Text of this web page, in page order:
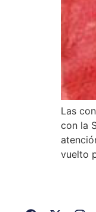
Las
con la
vuelto